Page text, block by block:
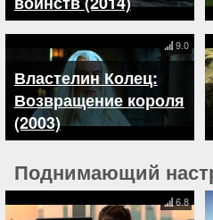
Властелин Колец:
Возвращение короля
(2003)
9.0
Поднимающий
6.8